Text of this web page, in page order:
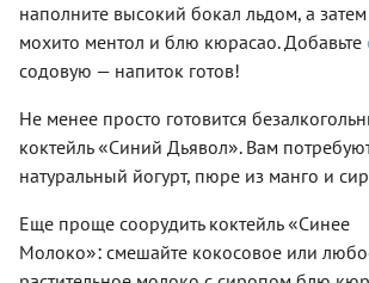
наполните высокий бокал льдом, а
мохито ментол и блю кюрасао. Добавьте
содовую — напиток готов!
Не менее просто готовится
коктейль«Синий Дьявол». Вам
натуральный йогурт, пюре из манго и
Еще проще соорудить коктейль«Синее
Молоко»: смешайте кокосовое или